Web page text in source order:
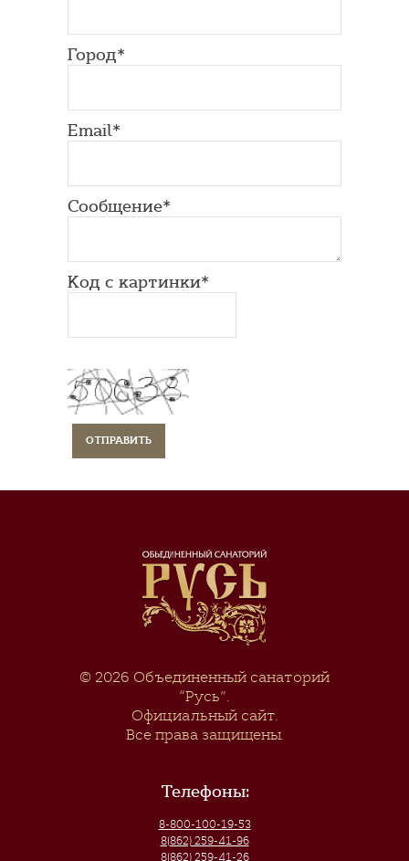
Город*
Email*
Сообщение*
Код с картинки*
© 2026 Объединенный санаторий
“Русь”.
Официальный сайт.
Все права защищены.
Телефоны:
8-800-100-19-53
8(862) 259-41-96
8(862) 259-41-26